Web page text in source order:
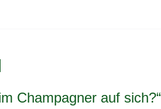
Champagner auf sich?“